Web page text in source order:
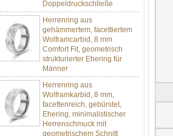
Herrenring aus
gehämmertem, facettiertem
Wolframcarbid, 8 mm
Comfort Fit, geometrisch
strukturierter Ehering für
Männer
Herrenring aus
Wolframkarbid, 8 mm,
facettenreich, gebürstet,
Ehering, minimalistischer
Herrenschmuck mit
geometrischem Schnitt